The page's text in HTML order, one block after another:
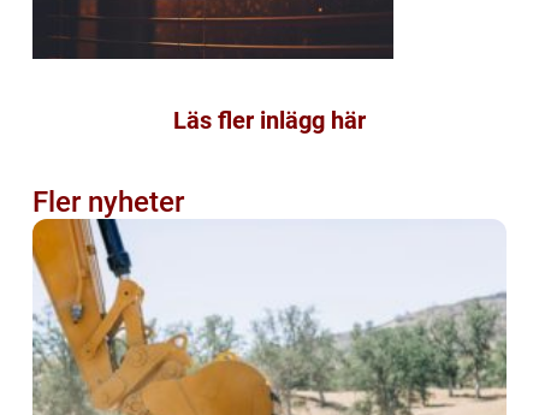
Läs fler inlägg här
Fler nyheter